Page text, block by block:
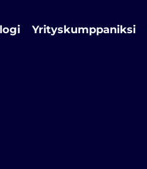
Yrityskumppaniksi